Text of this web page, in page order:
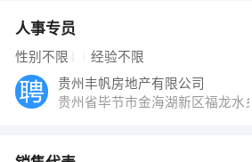
人事专员
性别不限 经验不限
贵州丰帆房地产有限公司
贵州省毕节市金海湖新区福龙